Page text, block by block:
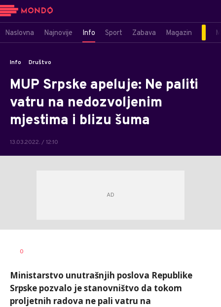
Naslovna Najnovije Info Sport Zabava Magazin
Info Društvo
MUP Srpske apeluje: Ne paliti
vatru na nedozvoljenim
mjestima i blizu šuma
13.03.2022. / 12:10
AUTOR
0
Ministarstvo unutrašnjih poslova Republike
Srpske pozvalo je stanovništvo da tokom
proljetnih radova ne pali vatru na